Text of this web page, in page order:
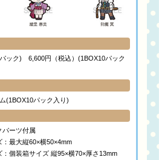
ック) 6,600円（税込）(1BOX10パック
(1BOX10パック入り)
パーツ付属
：最大縦60×横50×4mm
：個装箱サイズ 縦95×横70×厚さ13mm